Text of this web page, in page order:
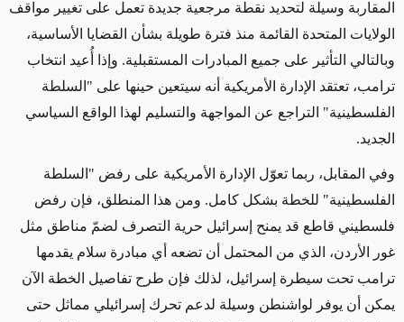
المقاربة وسيلة لتحديد نقطة مرجعية جديدة تعمل على تغيير مواقف
الولايات المتحدة القائمة منذ فترة طويلة بشأن القضايا الأساسية،
وبالتالي التأثير على جميع المبادرات المستقبلية. وإذا أُعيد انتخاب
ترامب، تعتقد الإدارة الأمريكية أنه سيتعين حينها على "السلطة
الفلسطينية" التراجع عن المواجهة والتسليم لهذا الواقع السياسي
الجديد.
وفي المقابل، ربما تعوّل الإدارة الأمريكية على رفض "السلطة
الفلسطينية" للخطة بشكل كامل. ومن هذا المنطلق، فإن رفض
فلسطيني قاطع قد يمنح إسرائيل حرية التصرف لضمّ مناطق مثل
غور الأردن، الذي من المحتمل أن تضعه أي مبادرة سلام يقدمها
ترامب تحت سيطرة إسرائيل، لذلك فإن طرح تفاصيل الخطة الآن
يمكن أن يوفر لواشنطن وسيلة لدعم تحرك إسرائيلي مماثل حتى